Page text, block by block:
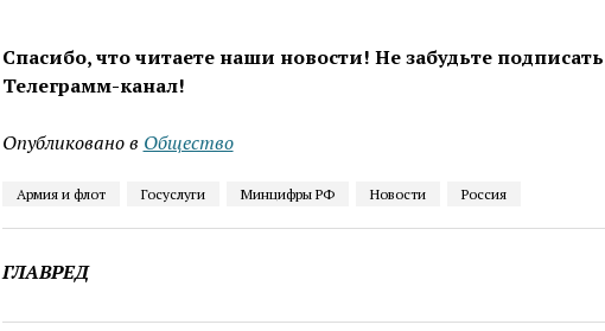
Спасибо, что читаете наши новости! Не забудьте
Телеграмм-канал!
Опубликовано в Общество
Армия и флот Госуслуги Минцифры РФ Новости Россия
ГЛАВРЕД